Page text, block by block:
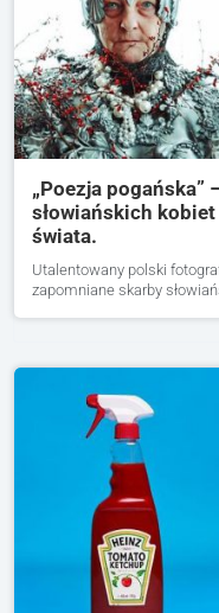
„Poezja pogańska”
słowiańskich
świata.
Utalentowany polski
zapomniane skarby